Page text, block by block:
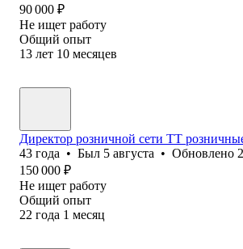
90 000 ₽
Не ищет работу
Общий опыт
13 лет 10 месяцев
Директор розничной сети ТТ
43 года • Был 5 августа • Обновлено
150 000 ₽
Не ищет работу
Общий опыт
22 года 1 месяц